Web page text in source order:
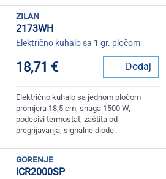
zilan
2173WH
Električno kuhalo sa 1 gr. pločom
18,71 € Dodaj
Električno kuhalo sa jednom pločom
promjera 18,5 cm, snaga 1500 W,
podesivi termostat, zaštita od
pregrijavanja, signalne diode.
gorenje
ICR2000SP